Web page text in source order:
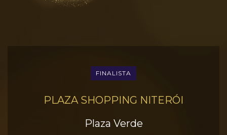
FINALISTA
PLAZA SHOPPING NITERÓI
Plaza Verde